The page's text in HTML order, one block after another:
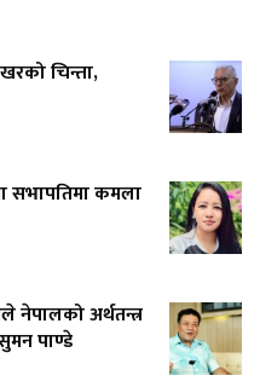
चिन्ता,
सभापतिमा कमला
नेपालको अर्थतन्त्र
पाण्डे